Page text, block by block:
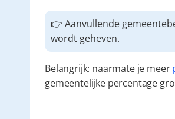
👉 Aanvullende
wordt geheven.
Belangrijk: naarmate je meer
gemeentelijke percentage